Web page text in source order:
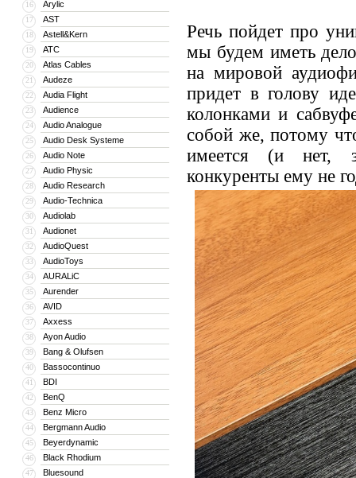
16 Arylic
17 AST
18 Astell&Kern
19 ATC
20 Atlas Cables
21 Audeze
22 Audia Flight
23 Audience
24 Audio Analogue
25 Audio Desk Systeme
26 Audio Note
27 Audio Physic
28 Audio Research
29 Audio-Technica
30 Audiolab
31 Audionet
32 AudioQuest
33 AudioToys
34 AURALiC
35 Aurender
36 AVID
37 Axxess
38 Ayon Audio
39 Bang & Olufsen
40 Bassocontinuo
41 BDI
42 BenQ
43 Benz Micro
44 Bergmann Audio
45 Beyerdynamic
46 Black Rhodium
47 Bluesound
Речь пойдет про
мы будем иметь
на мировой
придет в голову
колонками и
собой же, потому
имеется (и нет,
конкуренты ему не